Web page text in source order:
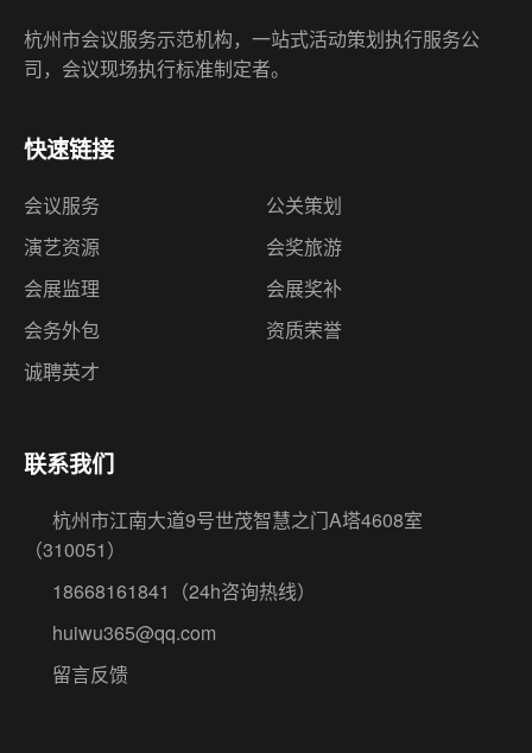
杭州市会议服务示范机构，一站式活动策划执行服务公
司，会议现场执行标准制定者。
快速链接
会议服务
公关策划
演艺资源
会奖旅游
会展监理
会展奖补
会务外包
资质荣誉
诚聘英才
联系我们
杭州市江南大道9号世茂智慧之门A塔4608室
（310051）
18668161841
（24h咨询热线）
huiwu365@qq.com
留言反馈